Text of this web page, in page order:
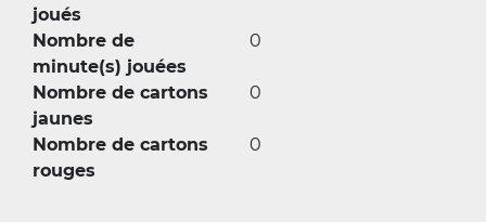
joués
Nombre de
minute(s) jouées
0
Nombre de cartons
jaunes
0
Nombre de cartons
rouges
0